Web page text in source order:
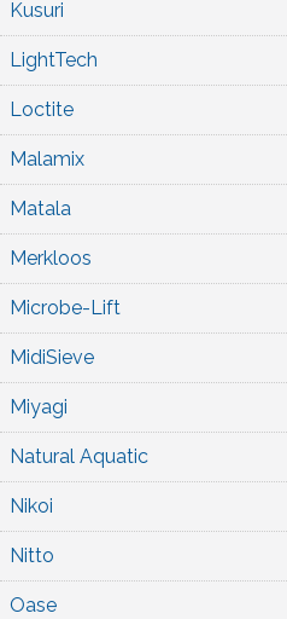
Kusuri
LightTech
Loctite
Malamix
Matala
Merkloos
Microbe-Lift
MidiSieve
Miyagi
Natural Aquatic
Nikoi
Nitto
Oase